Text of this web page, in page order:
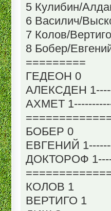
5 Кулибин/
6 Василич/
7 Колов/
8 Бобер/
=========
ГЕДЕОН 0
АЛЕКСДЕН
АХМЕТ
БОБЕР 0
ЕВГЕНИЙ
ДОКТОРОФ
КОЛОВ 1
ВЕРТИГО 1